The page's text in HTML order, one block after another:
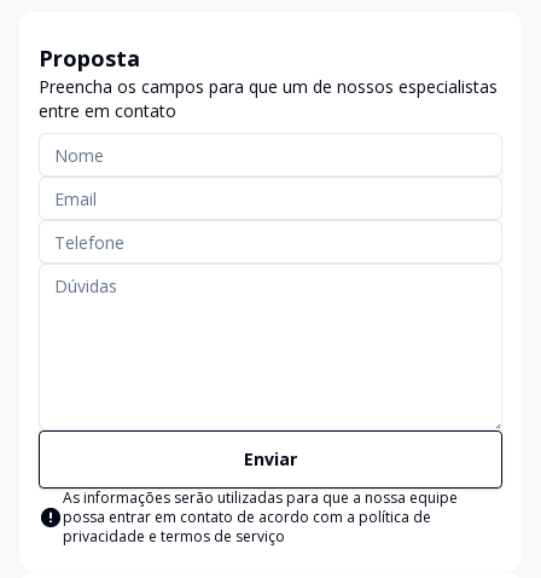
Proposta
Preencha os campos para que um de nossos especialistas
entre em contato
Enviar
As informações serão utilizadas para que a nossa equipe
possa entrar em contato de acordo com a política de
privacidade e termos de serviço